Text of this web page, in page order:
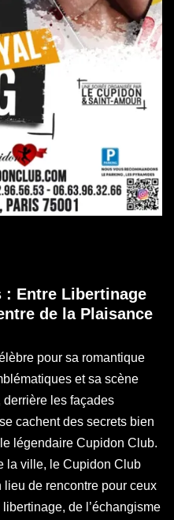
: Entre Libertinage
de la Plaisance
pour sa romantique
et sa scène
les façades
cachent des secrets bien
légendaire Cupidon Club.
la ville, le Cupidon Club
de rencontre pour ceux
de l’échangisme